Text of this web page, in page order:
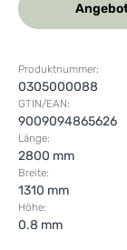
Produktnummer:
0305000088
GTIN/EAN:
9009094865626
Länge:
2800 mm
Breite:
1310 mm
Höhe:
0.8 mm